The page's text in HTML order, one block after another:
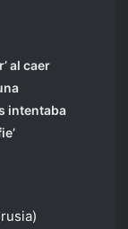
al caer
intentaba